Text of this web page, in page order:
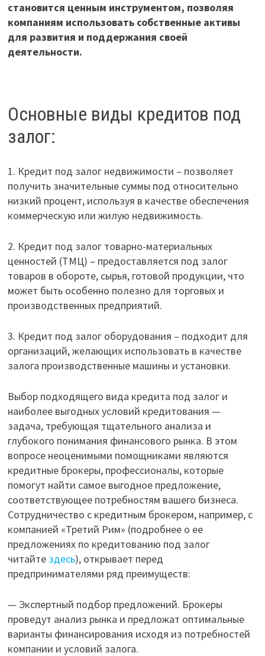
становится ценным инструментом, позволяя
компаниям использовать собственные активы
для развития и поддержания своей
деятельности.
Основные виды кредитов под
залог:
1. Кредит под залог недвижимости – позволяет
получить значительные суммы под относительно
низкий процент, используя в качестве обеспечения
коммерческую или жилую недвижимость.
2. Кредит под залог товарно-материальных
ценностей (ТМЦ) – предоставляется под залог
товаров в обороте, сырья, готовой продукции, что
может быть особенно полезно для торговых и
производственных предприятий.
3. Кредит под залог оборудования – подходит для
организаций, желающих использовать в качестве
залога производственные машины и установки.
Выбор подходящего вида кредита под залог и
наиболее выгодных условий кредитования —
задача, требующая тщательного анализа и
глубокого понимания финансового рынка. В этом
вопросе неоценимыми помощниками являются
кредитные брокеры, профессионалы, которые
помогут найти самое выгодное предложение,
соответствующее потребностям вашего бизнеса.
Сотрудничество с кредитным брокером, например, с
компанией «Третий Рим» (подробнее о ее
предложениях по кредитованию под залог
читайте здесь), открывает перед
предпринимателями ряд преимуществ:
— Экспертный подбор предложений. Брокеры
проведут анализ рынка и предложат оптимальные
варианты финансирования исходя из потребностей
компании и условий залога.